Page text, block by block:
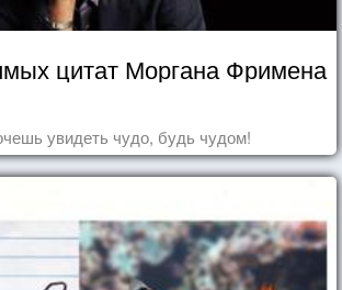
цитат Моргана Фримена
увидеть чудо, будь чудом!